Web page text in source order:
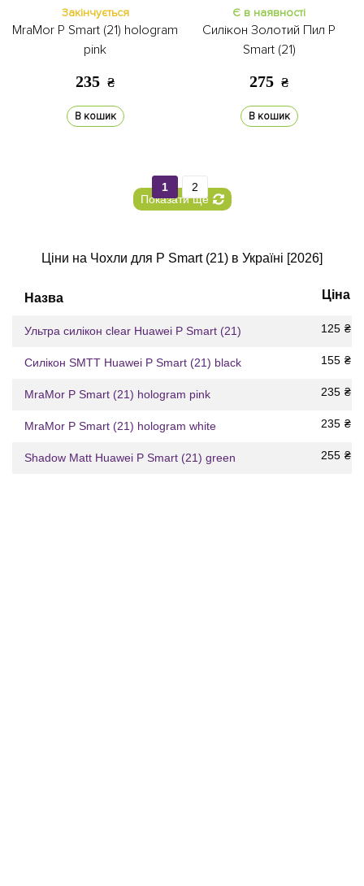
Закінчується
MraMor P Smart (21) hologram
pink
235 ₴
В кошик
Є в наявності
Силікон Золотий Пил P
Smart (21)
275 ₴
В кошик
Показати ще
1 2
Ціни на Чохли для P Smart (21) в Україні [2026]
Назва Ціна
Ультра силікон clear Huawei P Smart (21) 125 ₴
Силікон SMTT Huawei P Smart (21) black 155 ₴
MraMor P Smart (21) hologram pink 235 ₴
MraMor P Smart (21) hologram white 235 ₴
Shadow Matt Huawei P Smart (21) green 255 ₴